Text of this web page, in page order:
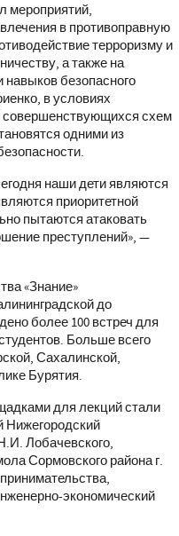
мероприятий,
в противоправную
терроризму и
а также на
навыков безопасного
в условиях
совершенствующихся схем
одними из
наши дети являются
приоритетной
пытаются атаковать
преступлений», —
«Знание»
до
более 100 встреч для
Больше всего
Сахалинской,
Бурятия.
для лекций стали
Нижегородский
Лобачевского,
Сормовского района г.
экономический